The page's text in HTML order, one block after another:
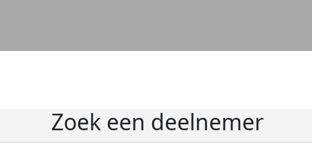
Zoek een deelnemer